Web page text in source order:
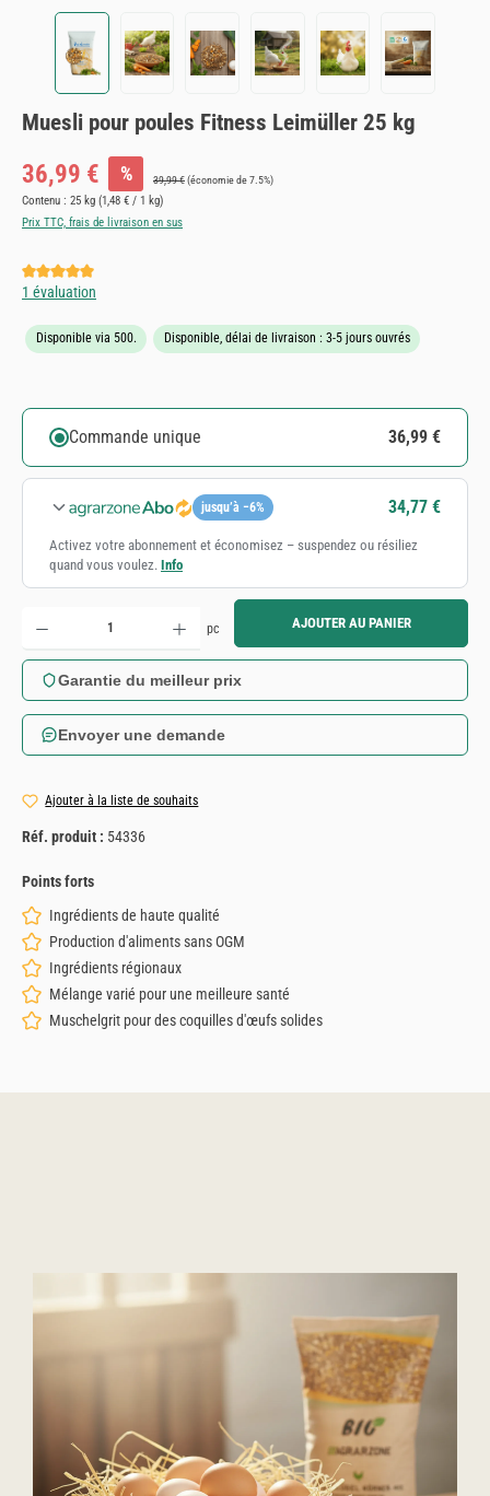
Muesli pour poules Fitness Leimüller 25 kg
Prix de vente :
36,99 € % Prix régulier :
39,99 €(économie de 7.5%)
Contenu : 25 kg (1,48 € / 1 kg)
Prix TTC, frais de livraison en sus
Note moyenne de 5 sur 5 étoiles
1 évaluation
Disponible via 500. Disponible, délai de livraison : 3-5 jours ouvrés
Commande unique 36,99 €
jusqu’à −6% 34,77 €
Activez votre abonnement et économisez – suspendez ou résiliez
quand vous voulez. Info
Quantité de produit : Entrez la quantité souhaitée ou utilisez les boutons pour augmenter ou
pc AJOUTER AU PANIER
Garantie du meilleur prix
Envoyer une demande
Ajouter à la liste de souhaits
Réf. produit : 54336
Points forts
Ingrédients de haute qualité
Production d'aliments sans OGM
Ingrédients régionaux
Mélange varié pour une meilleure santé
Muschelgrit pour des coquilles d'œufs solides